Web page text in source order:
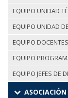
EQUIPO UNIDAD
EQUIPO UNIDAD
EQUIPO
EQUIPO
EQUIPO JEFES DE
ASOCIACIÓN